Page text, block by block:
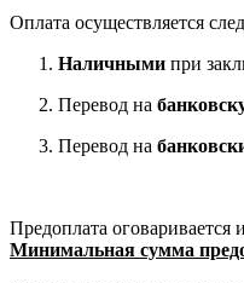
Оплата осуществляется
Наличными при
Перевод на
Перевод на
Предоплата оговаривается
Минимальная сумма